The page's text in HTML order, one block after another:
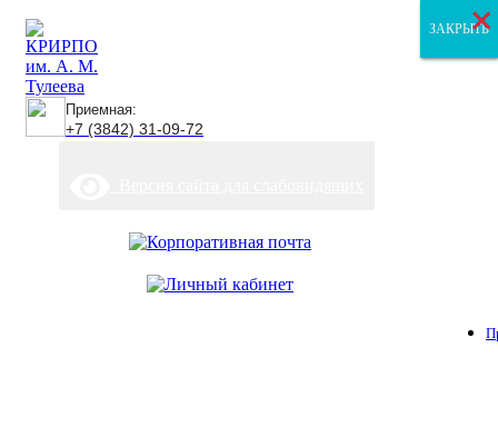
Приемная:
+7 (3842) 31-09-72
ЗАКРЫТЬ
ЗАКРЫТЬ
ЗАКРЫТЬ
×
×
×